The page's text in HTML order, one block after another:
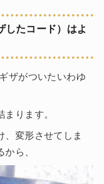
したコード）はよ
ザがついたいわゆ
ります。
、変形させてしま
ら、